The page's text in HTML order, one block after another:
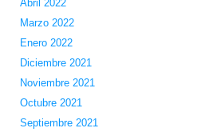
Abril 2022
Marzo 2022
Enero 2022
Diciembre 2021
Noviembre 2021
Octubre 2021
Septiembre 2021